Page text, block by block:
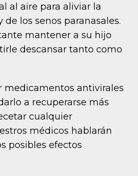
al aire para aliviar la
los senos paranasales.
mantener a su hijo
descansar tanto como
medicamentos antivirales
a recuperarse más
cualquier
médicos hablarán
posibles efectos